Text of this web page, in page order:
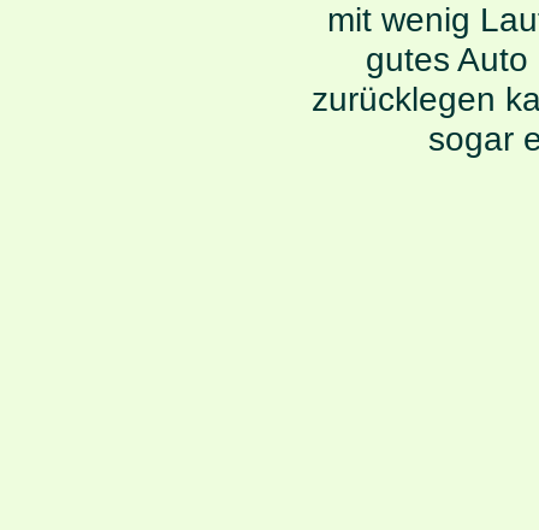
mit wenig
gutes
zurücklegen
sogar